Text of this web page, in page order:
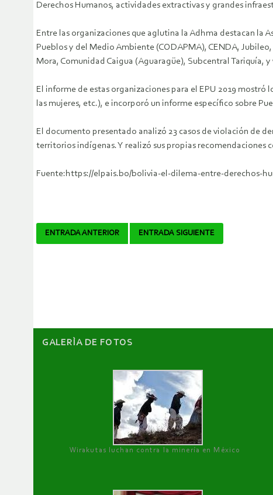
Derechos Humanos, actividades extractivas y grandes
Entre las organizaciones que aglutina la Adhma destacan la
Pueblos y del Medio Ambiente (CODAPMA), CENDA,
Mora, Comunidad Caigua (Aguaragüe), Subcentral Tariquía,
El informe de estas organizaciones para el EPU 2019
las mujeres, etc.), e incorporó un informe específico sobre
El documento presentado analizó 23 casos de violación de
territorios indígenas. Y realizó sus propias recomendaciones
Fuente:https://elpais.bo/bolivia-el-dilema-entre-derechos-
Navegador
ENTRADA ANTERIOR ENTRADA SIGUIENTE
GALERÌA DE FOTOS
Wirakutas luchan contra la minería en México